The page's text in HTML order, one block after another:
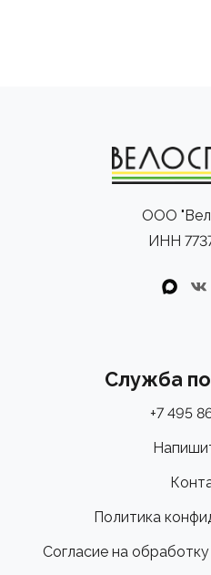
ООО
ИНН
Служба
+7 495
Политика
Согласие на